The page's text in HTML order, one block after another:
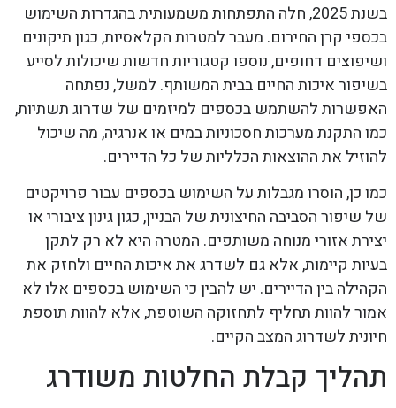
בשנת 2025, חלה התפתחות משמעותית בהגדרות השימוש
בכספי קרן החירום. מעבר למטרות הקלאסיות, כגון תיקונים
ושיפוצים דחופים, נוספו קטגוריות חדשות שיכולות לסייע
בשיפור איכות החיים בבית המשותף. למשל, נפתחה
האפשרות להשתמש בכספים למיזמים של שדרוג תשתיות,
כמו התקנת מערכות חסכוניות במים או אנרגיה, מה שיכול
להוזיל את ההוצאות הכלליות של כל הדיירים.
כמו כן, הוסרו מגבלות על השימוש בכספים עבור פרויקטים
של שיפור הסביבה החיצונית של הבניין, כגון גינון ציבורי או
יצירת אזורי מנוחה משותפים. המטרה היא לא רק לתקן
בעיות קיימות, אלא גם לשדרג את איכות החיים ולחזק את
הקהילה בין הדיירים. יש להבין כי השימוש בכספים אלו לא
אמור להוות תחליף לתחזוקה השוטפת, אלא להוות תוספת
חיונית לשדרוג המצב הקיים.
תהליך קבלת החלטות משודרג